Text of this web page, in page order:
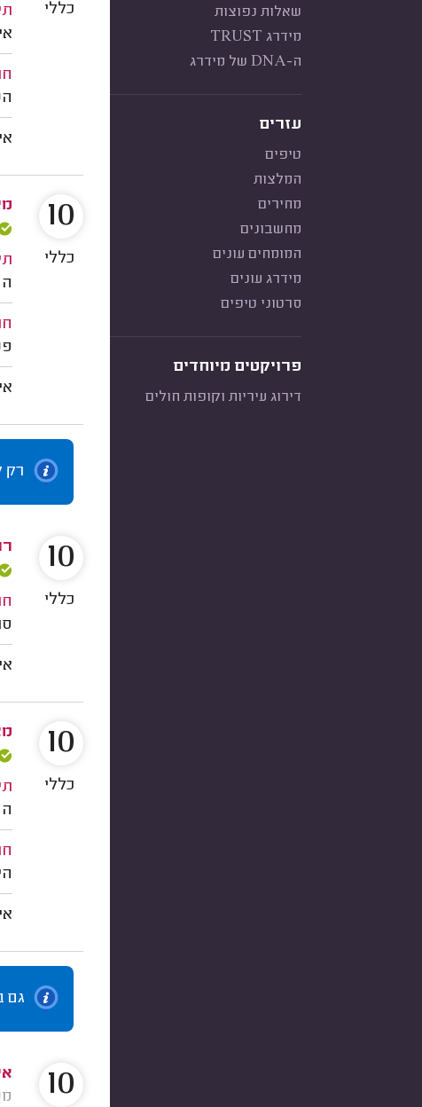
שאלות נפוצות
מידרג TRUST
ה-DNA של מידרג
עזרים
טיפים
המלצות
מחירים
מחשבונים
המומחים עונים
מידרג עונים
סרטוני טיפים
פרויקטים מיוחדים
דירוג עיריות וקופות חולים
כללי
10
כללי
רק
10
כללי
10
כללי
גם
10